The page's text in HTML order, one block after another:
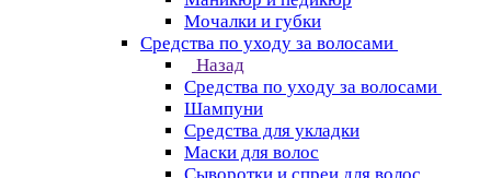
Мочалки и губки
Средства по уходу за волосами
Назад
Средства по уходу за волосами
Шампуни
Средства для укладки
Маски для волос